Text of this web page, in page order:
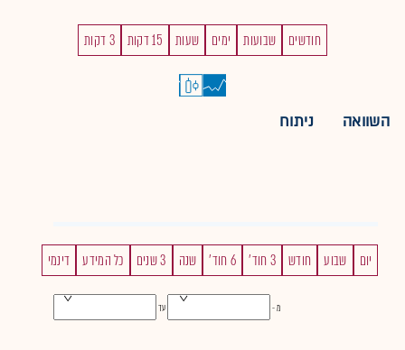
חודשים שבועות ימים שעות 15 דקות 3 דקות
השוואה ניתוח
יום שבוע חודש 3 חוד' 6 חוד' שנה 3 שנים כל המידע דינמי
מ - עד